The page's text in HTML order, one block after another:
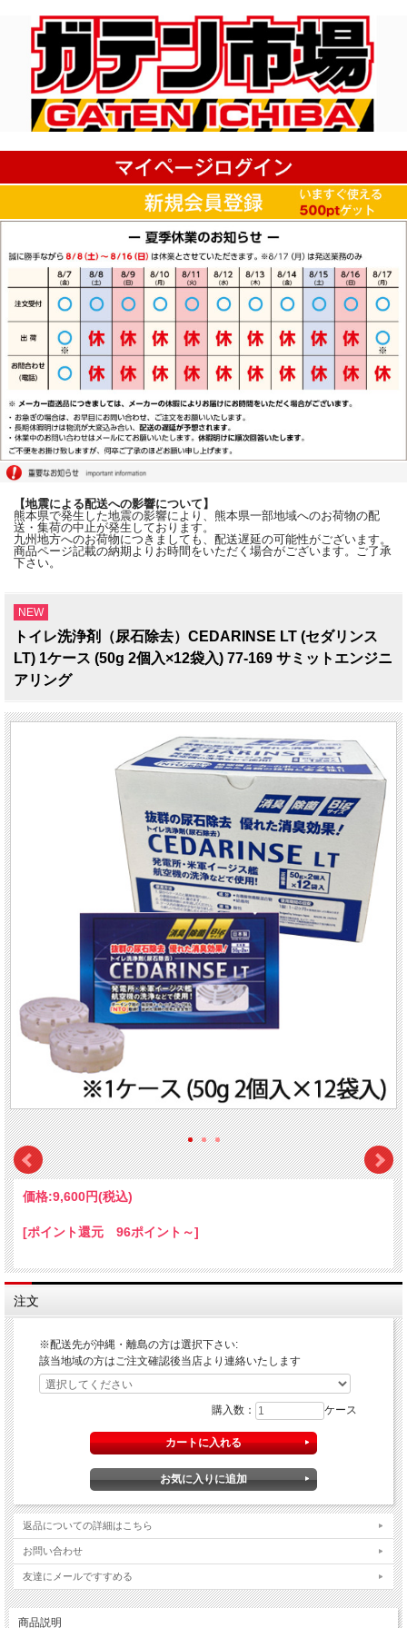
【地震による配送への影響について】
熊本県で発生した地震の影響により、熊本県一部地域へのお荷物の配
送・集荷の中止が発生しております。
九州地方へのお荷物につきましても、配送遅延の可能性がございます。
商品ページ記載の納期よりお時間をいただく場合がございます。ご了承
下さい。
NEW
トイレ洗浄剤（尿石除去）CEDARINSE LT (セダリンス
LT) 1ケース (50g 2個入×12袋入) 77-169 サミットエンジニ
アリング
価格:9,600円(税込)
[ポイント還元 96ポイント～]
注文
※配送先が沖縄・離島の方は選択下さい:
該当地域の方はご注文確認後当店より連絡いたします
購入数： ケース
返品についての詳細はこちら
お問い合わせ
友達にメールですすめる
商品説明